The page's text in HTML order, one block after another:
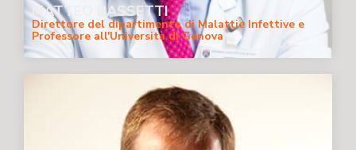
MATTEO BASSETTI
Direttore del dipartimento di Malattie Infettive e
Professore all'Università di Genova